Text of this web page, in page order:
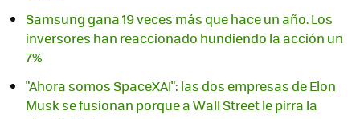
Samsung gana 19 veces más que hace un año. Los
inversores han reaccionado hundiendo la acción un
7%
"Ahora somos SpaceXAI": las dos empresas de Elon
Musk se fusionan porque a Wall Street le pirra la